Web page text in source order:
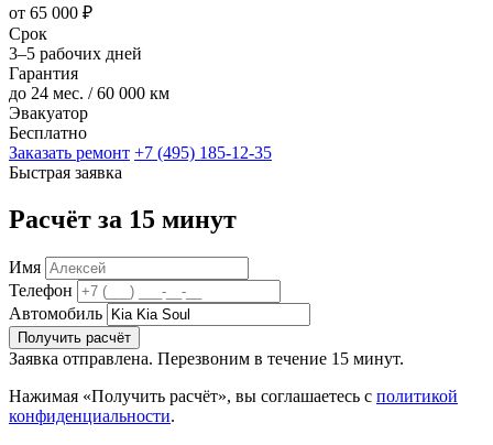
от 65 000 ₽
Срок
3–5 рабочих дней
Гарантия
до 24 мес. / 60 000 км
Эвакуатор
Бесплатно
Заказать ремонт +7 (495) 185-12-35
Быстрая заявка
Расчёт за 15 минут
Имя
Телефон
Автомобиль
Получить расчёт
Заявка отправлена. Перезвоним в течение 15 минут.
Нажимая «Получить расчёт», вы соглашаетесь с политикой
конфиденциальности.